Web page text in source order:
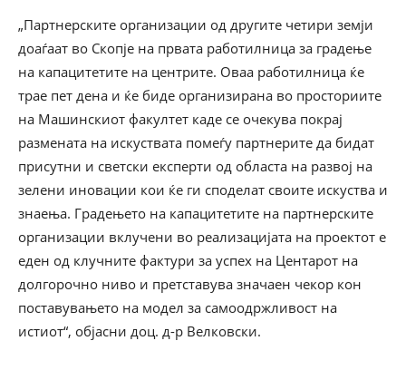
„Партнерските организации од другите четири земји
доаѓаат во Скопје на првата работилница за градење
на капацитетите на центрите. Оваа работилница ќе
трае пет дена и ќе биде организирана во просториите
на Машинскиот факултет каде се очекува покрај
размената на искуствата помеѓу партнерите да бидат
присутни и светски експерти од областа на развој на
зелени иновации кои ќе ги споделат своите искуства и
знаења. Градењето на капацитетите на партнерските
организации вклучени во реализацијата на проектот е
еден од клучните фактури за успех на Центарот на
долгорочно ниво и претставува значаен чекор кон
поставувањето на модел за самоодржливост на
истиот“, објасни доц. д-р Велковски.